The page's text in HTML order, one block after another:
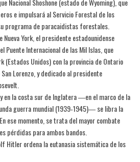
Nacional Shoshone (estado de Wyoming), que
e impulsará al Servicio Forestal de los
programa de paracaidistas forestales.
York, el presidente estadounidense
Puente Internacional de las Mil Islas, que
(Estados Unidos) con la provincia de Ontario
Lorenzo, y dedicado al presidente
en la costa sur de Inglatera ―en el marco de la
guerra mundial (1939‑1945)― se libra la
ese momento, se trata del mayor combate
pérdidas para ambos bandos.
Hitler ordena la eutanasia sistemática de los